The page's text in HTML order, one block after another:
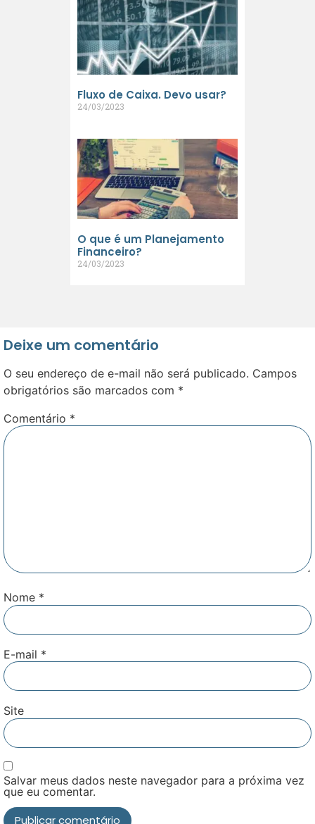
Fluxo de Caixa. Devo usar?
24/03/2023
O que é um Planejamento
Financeiro?
24/03/2023
Deixe um comentário
O seu endereço de e-mail não será publicado. Campos
obrigatórios são marcados com *
Comentário *
Nome *
E-mail *
Site
Salvar meus dados neste navegador para a próxima vez
que eu comentar.